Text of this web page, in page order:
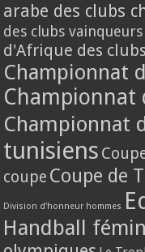
arabe des clubs
des clubs
d'Afrique des
Championnat
Championnat
Championnat
tunisiens
coupe Coupe de
Division d'honneur hommes
Handball